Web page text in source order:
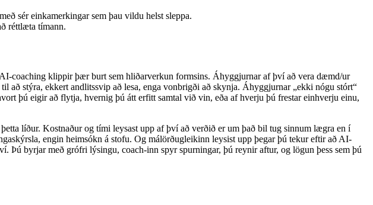
sér einkamerkingar sem þau vildu helst sleppa.
réttlæta tímann.
coaching klippir þær burt sem hliðarverkun formsins. Áhyggjurnar af því að vera dæmd/ur
stýra, ekkert andlitssvip að lesa, enga vonbrigði að skynja. Áhyggjurnar „ekki nógu stórt“
þú eigir að flytja, hvernig þú átt erfitt samtal við vin, eða af hverju þú frestar einhverju einu,
líður. Kostnaður og tími leysast upp af því að verðið er um það bil tug sinnum lægra en í
engin heimsókn á stofu. Og málörðugleikinn leysist upp þegar þú tekur eftir að AI-
byrjar með grófri lýsingu, coach-inn spyr spurningar, þú reynir aftur, og lögun þess sem þú